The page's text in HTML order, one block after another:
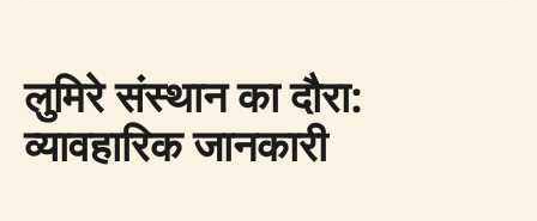
लुमिरे संस्थान का दौरा:
व्यावहारिक जानकारी